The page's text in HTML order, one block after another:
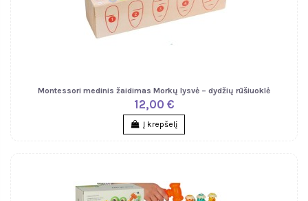
Montessori medinis žaidimas Morkų lysvė – dydžių rūšiuoklė
12,00 €
Į krepšelį